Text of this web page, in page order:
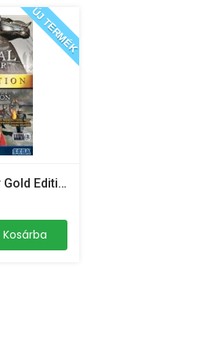
ÚJ TERMÉK
Medieval Total War Gold Edition - PC
Kosárba